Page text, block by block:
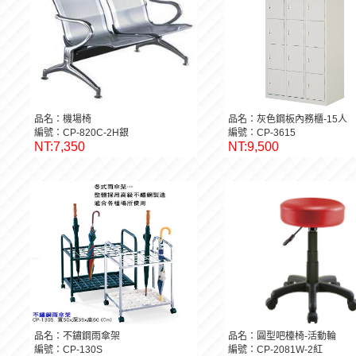
品名：機場椅
編號：CP-820C-2H銀
NT:7,350
品名：灰色鋼板內務櫃-15人
編號：CP-3615
NT:9,500
品名：不鏽鋼雨傘架
編號：CP-130S
品名：圓型吧檯椅-活動輪
編號：CP-2081W-2紅